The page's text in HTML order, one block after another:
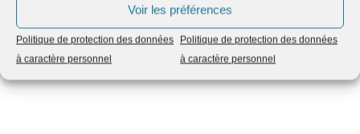
Voir les préférences
Politique de protection des données
à caractère personnel
Politique de protection des données
à caractère personnel